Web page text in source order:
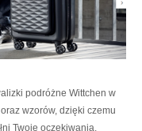
podróżne Wittchen w
wzorów, dzięki czemu
Twoje oczekiwania.